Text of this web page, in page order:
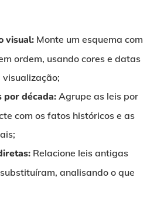
visual:Monte um esquema com
ordem, usando cores e datas
por década:Agrupe as leis por
com os fatos históricos e as
Relacione leis antigas
analisando o que